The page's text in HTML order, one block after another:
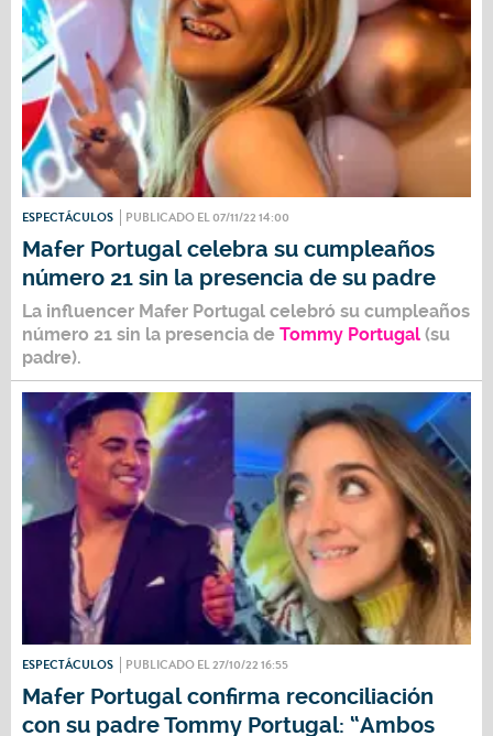
ESPECTÁCULOS PUBLICADO EL 07/11/22 14:00
Mafer Portugal celebra su cumpleaños
número 21 sin la presencia de su padre
La influencer Mafer Portugal celebró su cumpleaños
número 21 sin la presencia de Tommy Portugal (su
padre).
ESPECTÁCULOS PUBLICADO EL 27/10/22 16:55
Mafer Portugal confirma reconciliación
con su padre Tommy Portugal: “Ambos